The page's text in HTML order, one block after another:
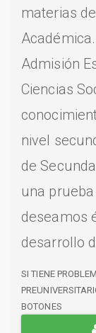
materias
Admisión
Ciencias
nivel
de
una
deseamos
desarrollo
SI TIENE
BOTONES